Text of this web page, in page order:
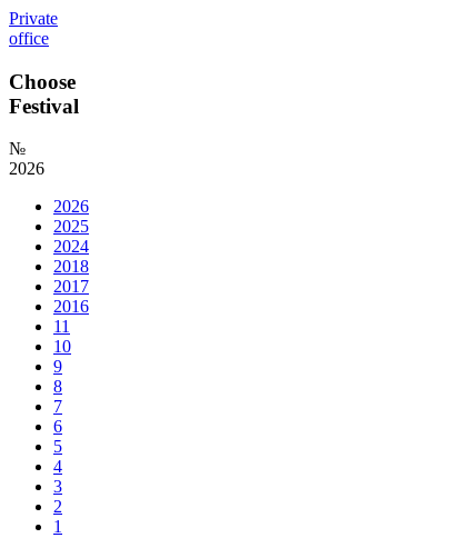
Private
office
Choose
Festival
№
2026
2026
2025
2024
2018
2017
2016
11
10
9
8
7
6
5
4
3
2
1